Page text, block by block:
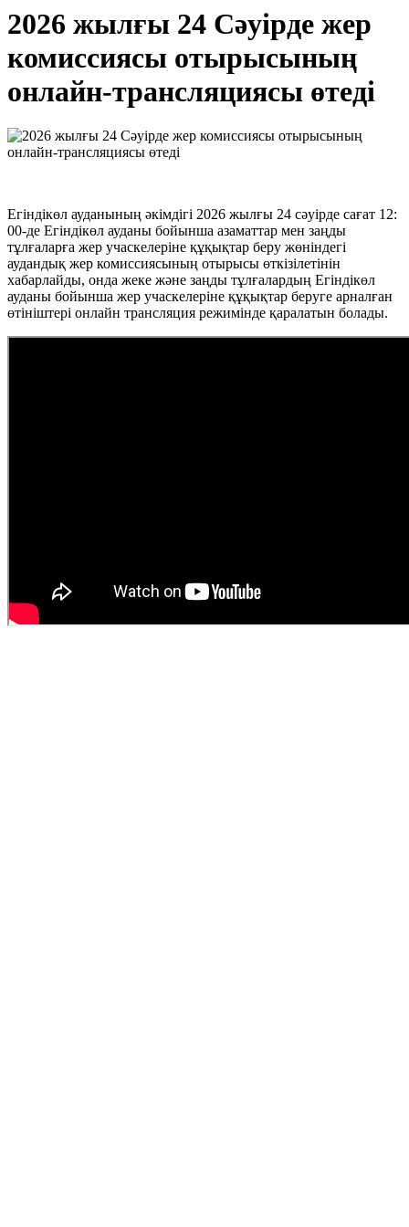
2026 жылғы 24 Сәуірде жер
комиссиясы отырысының
онлайн-трансляциясы өтеді
Егіндікөл ауданының әкімдігі 2026 жылғы 24 сәуірде сағат 12:
00-де Егіндікөл ауданы бойынша азаматтар мен заңды
тұлғаларға жер учаскелеріне құқықтар беру жөніндегі
аудандық жер комиссиясының отырысы өткізілетінін
хабарлайды, онда жеке және заңды тұлғалардың Егіндікөл
ауданы бойынша жер учаскелеріне құқықтар беруге арналған
өтініштері онлайн трансляция режимінде қаралатын болады.